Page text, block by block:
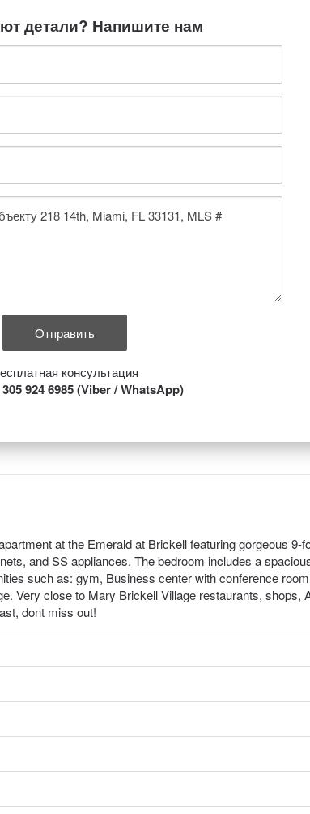
детали? Напишите нам
консультация
305 924 6985 (Viber / WhatsApp)
at the Emerald at Brickell featuring gorgeous 9-
and SS appliances. The bedroom includes a
such as: gym, Business center with conference
Very close to Mary Brickell Village restaurants, shops,
dont miss out!